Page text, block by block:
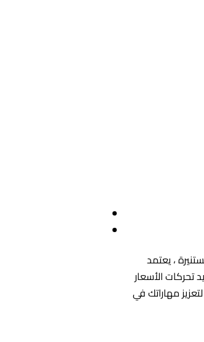
، يعتمد
تحركات الأسعار
مهاراتك في